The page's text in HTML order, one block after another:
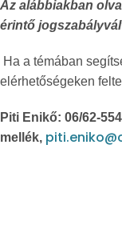
Az alábbiakban
érintő
Ha a témában
elérhetőségeken
Piti Enikő: 06/62-
mellék,